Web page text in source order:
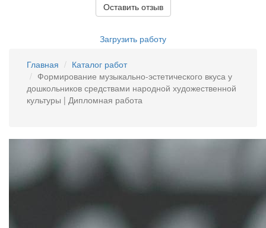
Оставить отзыв
Загрузить работу
Главная
Каталог работ
Формирование музыкально-эстетического вкуса у
дошкольников средствами народной художественной
культуры | Дипломная работа